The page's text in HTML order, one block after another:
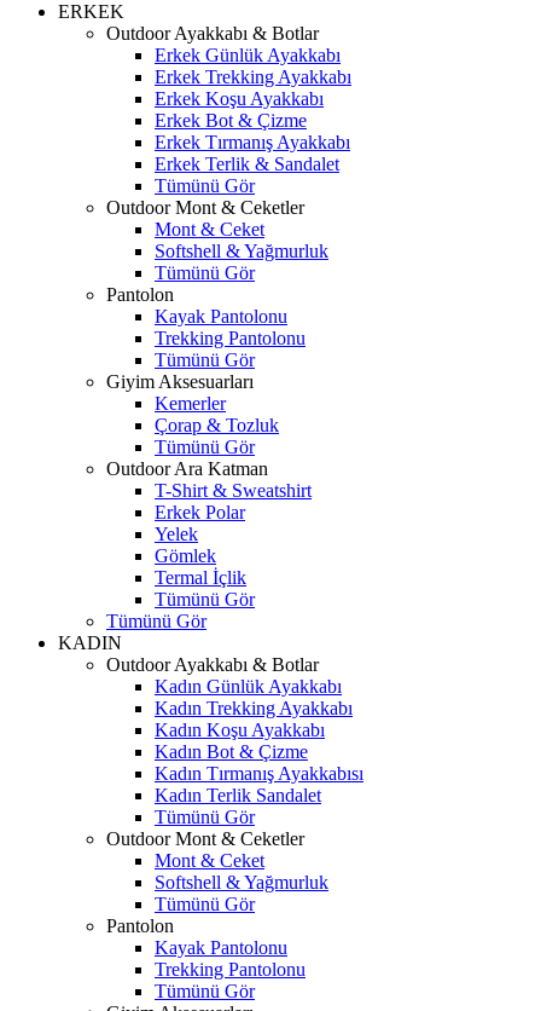
ERKEK
Outdoor Ayakkabı & Botlar
Erkek Günlük Ayakkabı
Erkek Trekking Ayakkabı
Erkek Koşu Ayakkabı
Erkek Bot & Çizme
Erkek Tırmanış Ayakkabı
Erkek Terlik & Sandalet
Tümünü Gör
Outdoor Mont & Ceketler
Mont & Ceket
Softshell & Yağmurluk
Tümünü Gör
Pantolon
Kayak Pantolonu
Trekking Pantolonu
Tümünü Gör
Giyim Aksesuarları
Kemerler
Çorap & Tozluk
Tümünü Gör
Outdoor Ara Katman
T-Shirt & Sweatshirt
Erkek Polar
Yelek
Gömlek
Termal İçlik
Tümünü Gör
Tümünü Gör
KADIN
Outdoor Ayakkabı & Botlar
Kadın Günlük Ayakkabı
Kadın Trekking Ayakkabı
Kadın Koşu Ayakkabı
Kadın Bot & Çizme
Kadın Tırmanış Ayakkabısı
Kadın Terlik Sandalet
Tümünü Gör
Outdoor Mont & Ceketler
Mont & Ceket
Softshell & Yağmurluk
Tümünü Gör
Pantolon
Kayak Pantolonu
Trekking Pantolonu
Tümünü Gör